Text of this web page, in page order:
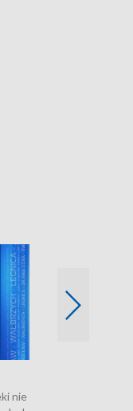
nie